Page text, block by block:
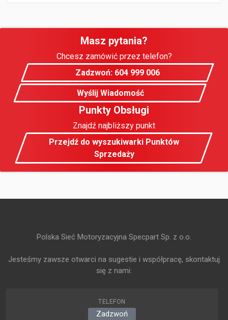
Masz pytania?
Chcesz zamówić przez telefon?
Zadzwoń: 604 999 006
Wyślij Wiadomość
Punkty Obsługi
Znajdź najbliższy punkt
Przejdź do wyszukiwarki Punktów
Sprzedaży
Polska Sieć Motoryzacyjna Specpart Sp. z o.o.
Jesteśmy zawsze otwarci na sugestie i współpracę, skontaktuj
się z nami:
TELEFON
Zadzwoń